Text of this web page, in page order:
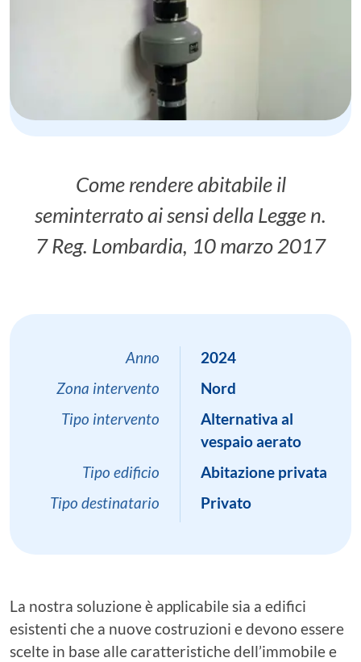
Come rendere abitabile il
seminterrato ai sensi della Legge n.
7 Reg. Lombardia, 10 marzo 2017
Anno
2024
Zona intervento
Nord
Tipo intervento
Alternativa al
vespaio aerato
Tipo edificio
Abitazione privata
Tipo destinatario
Privato
La nostra soluzione è applicabile sia a edifici
esistenti che a nuove costruzioni e devono essere
scelte in base alle caratteristiche dell’immobile e